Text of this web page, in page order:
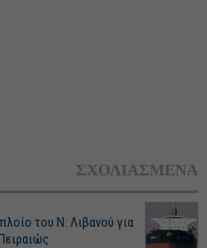
ΣΧΟΛΙΑΣΜΕΝΑ
του Ν. Λιβανού για